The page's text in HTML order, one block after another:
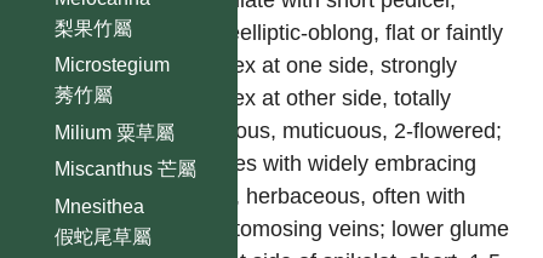
梨果竹屬
Microstegium
莠竹屬
Milium 粟草屬
Miscanthus 芒屬
Mnesithea
假蛇尾草屬
ovateelliptic-oblong, flat or faintly
convex at one side, strongly
convex at other side, totally
glabrous, muticuous, 2-flowered;
glumes with widely embracing
base, herbaceous, often with
anastomosing veins; lower glume